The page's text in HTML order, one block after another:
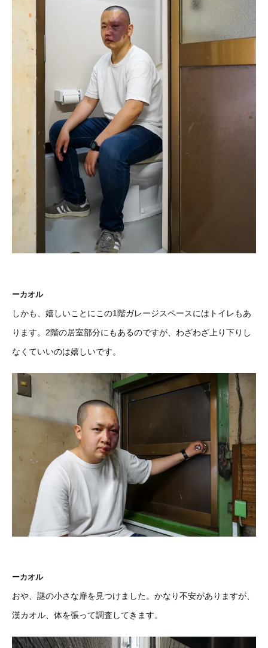
ーカオル
しかも、嬉しいことにこの1階ガレージスペースにはトイレもあ
ります。2階の居室部分にもあるのですが、わざわざ上り下りし
なくていいのは嬉しいです。
ーカオル
おや、謎の小さな扉を見つけました。かなり不安がありますが、
漢カオル、体を張って調査してきます。